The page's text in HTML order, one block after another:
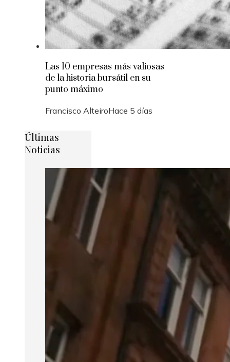
Las 10 empresas más valiosas
de la historia bursátil en su
punto máximo
Francisco AlteiroHace 5 días
Últimas
Noticias